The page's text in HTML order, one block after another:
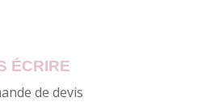
ÉCRIRE
de devis